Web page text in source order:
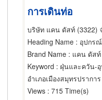
การเดินท่อ
บริษัท แคน ดัสท์ (3322)
Heading Name : อุปกร
Brand Name : แคน ดัสท์
Keyword : ฝุ่นและควัน-
อำเภอเมืองสมุทรปราการ
Views : 715 Time(s)